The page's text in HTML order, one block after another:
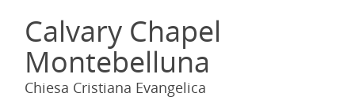
Calvary Chapel
Montebelluna
Chiesa Cristiana Evangelica